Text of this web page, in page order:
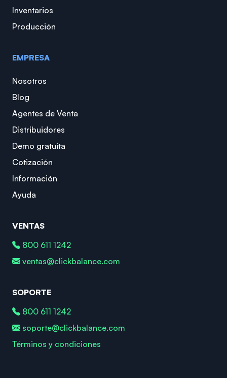
Inventarios
Producción
EMPRESA
Nosotros
Blog
Agentes de Venta
Distribuidores
Demo gratuita
Cotización
Información
Ayuda
VENTAS
800 611 1242
ventas@clickbalance.com
SOPORTE
800 611 1242
soporte@clickbalance.com
Términos y condiciones